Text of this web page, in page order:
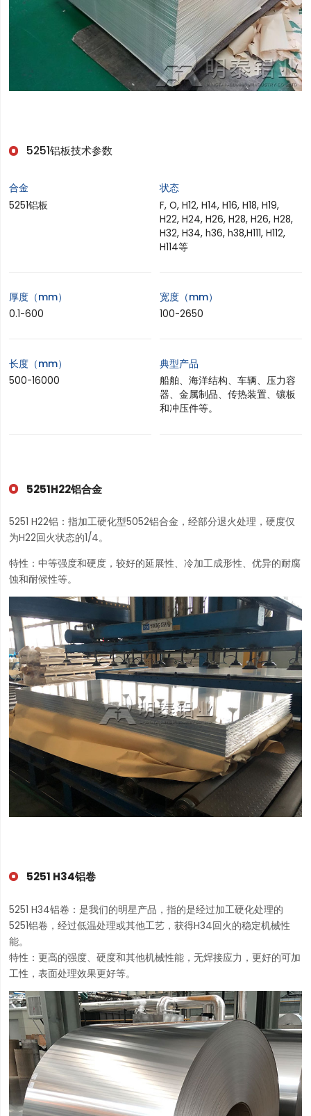
5251铝板技术参数
合金
5251铝板
状态
F, O, H12, H14, H16, H18, H19,
H22, H24, H26, H28, H26, H28,
H32, H34, h36, h38,H111, H112,
H114等
厚度（mm）
0.1-600
宽度（mm）
100-2650
长度（mm）
500-16000
典型产品
船舶、海洋结构、车辆、压力容
器、金属制品、传热装置、镶板
和冲压件等。
5251H22铝合金
5251 H22铝：指加工硬化型5052铝合金，经部分退火处理，硬度仅
为H22回火状态的1/4。
特性：中等强度和硬度，较好的延展性、冷加工成形性、优异的耐腐
蚀和耐候性等。
5251 H34铝卷
5251 H34铝卷：是我们的明星产品，指的是经过加工硬化处理的
5251铝卷，经过低温处理或其他工艺，获得H34回火的稳定机械性
能。
特性：更高的强度、硬度和其他机械性能，无焊接应力，更好的可加
工性，表面处理效果更好等。